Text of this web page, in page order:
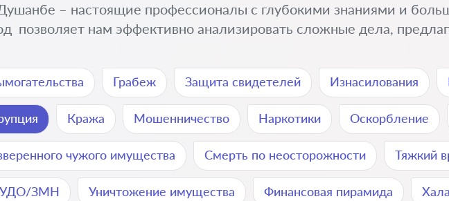
– настоящие профессионалы с глубокими знаниями и
позволяет нам эффективно анализировать сложные дела,
Грабеж Защита свидетелей Изнасилования
Кража Мошенничество Наркотики Оскорбление
чужого имущества Смерть по неосторожности Тяжкий
УДО/ЗМН Уничтожение имущества Финансовая пирамида